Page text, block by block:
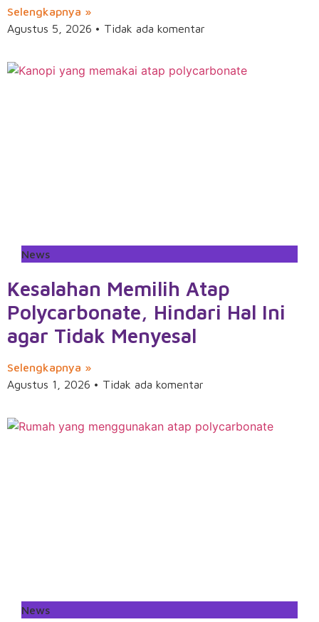
Selengkapnya »
Agustus 5, 2026
Tidak ada komentar
News
Kesalahan Memilih Atap
Polycarbonate, Hindari Hal Ini
agar Tidak Menyesal
Selengkapnya »
Agustus 1, 2026
Tidak ada komentar
News